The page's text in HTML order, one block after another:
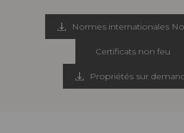
Normes internationales
Certificats non feu
Propriétés sur